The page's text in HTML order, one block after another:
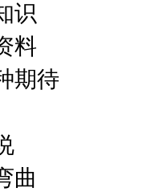
识
料
期待
曲